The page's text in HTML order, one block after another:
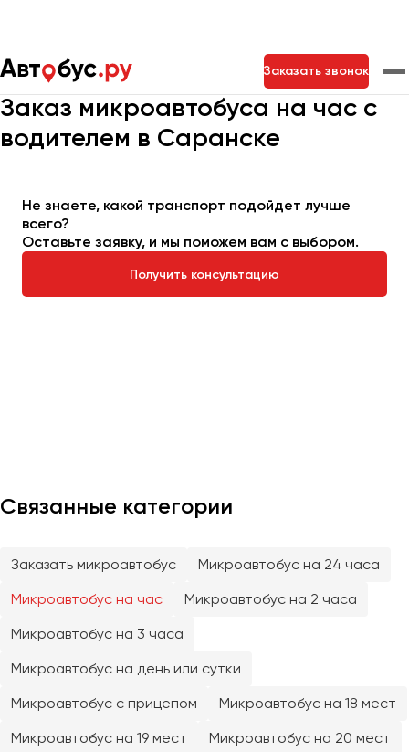
Заказать звонок
Главная Автопарк
Заказать микроавтобус
Микроавтобус на час
Заказ микроавтобуса на час с
водителем в Саранске
Не знаете, какой транспорт подойдет лучше
всего?
Оставьте заявку, и мы поможем вам с выбором.
Получить консультацию
Связанные категории
Заказать микроавтобус
Микроавтобус на 24 часа
Микроавтобус на час
Микроавтобус на 2 часа
Микроавтобус на 3 часа
Микроавтобус на день или сутки
Микроавтобус с прицепом
Микроавтобус на 18 мест
Микроавтобус на 19 мест
Микроавтобус на 20 мест
Москва Санкт-Петербург
Новосибирск
Архангельск
Вологда
Воронеж
Донецк